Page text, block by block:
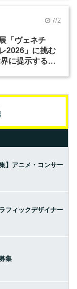
7/2
「ヴェネチ
2026」に挑む
に提示する美
】アニメ・コンサー
フィックデザイナー
集